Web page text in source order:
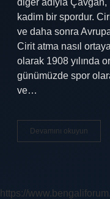
diğer adıyla Çavgan,
kadim bir spordur.
ve daha sonra
Cirit atma nasıl
olarak 1908 yılında
günümüzde spor
ve…
Devamını okuyun
Atma
https://